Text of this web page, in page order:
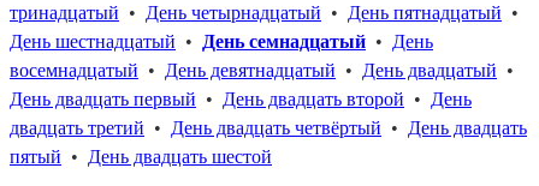
тринадцатый • День четырнадцатый • День пятнадцатый •
День шестнадцатый • День семнадцатый • День
восемнадцатый • День девятнадцатый • День двадцатый •
День двадцать первый • День двадцать второй • День
двадцать третий • День двадцать четвёртый • День двадцать
пятый • День двадцать шестой